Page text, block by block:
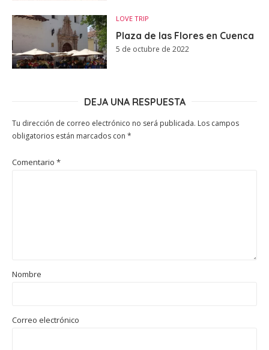
LOVE TRIP
Plaza de las Flores en Cuenca
5 de octubre de 2022
DEJA UNA RESPUESTA
Tu dirección de correo electrónico no será publicada. Los campos
obligatorios están marcados con *
Comentario *
Nombre
Correo electrónico